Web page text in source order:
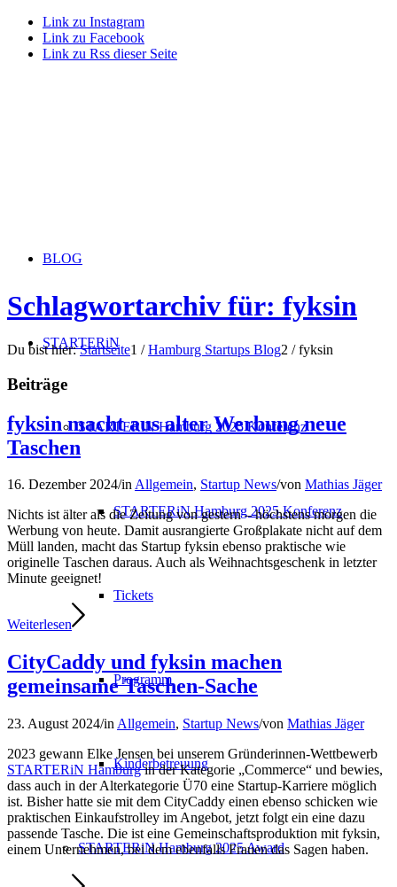
Link zu Instagram
Link zu Facebook
Link zu Rss dieser Seite
BLOG
STARTERiN
STARTERiN Hamburg 2025 Konferenz
STARTERiN Hamburg 2025 Konferenz
Tickets
Programm
Kinderbetreuung
STARTERiN Hamburg 2025 Award
Schlagwortarchiv für: fyksin
Du bist hier: Startseite1 / Hamburg Startups Blog2 / fyksin
Beiträge
fyksin macht aus alter Werbung neue
Taschen
16. Dezember 2024/inAllgemein, Startup News/von Mathias Jäger
Nichts ist älter als die Zeitung von gestern – höchstens morgen die
Werbung von heute. Damit ausrangierte Großplakate nicht auf dem
Müll landen, macht das Startup fyksin ebenso praktische wie
originelle Taschen daraus. Auch als Weihnachtsgeschenk in letzter
Minute geeignet!
Weiterlesen
CityCaddy und fyksin machen
gemeinsame Taschen-Sache
23. August 2024/in Allgemein, Startup News/von Mathias Jäger
2023 gewann Elke Jensen bei unserem Gründerinnen-Wettbewerb
STARTERiN Hamburgin der Kategorie „Commerce“ und bewies,
dass auch in der Alterkategorie Ü70 eine Startup-Karriere möglich
ist. Bisher hatte sie mit dem CityCaddy einen ebenso schicken wie
praktischen Einkaufstrolley im Angebot, jetzt folgt ein eine dazu
passende Tasche. Die ist eine Gemeinschaftsproduktion mit fyksin,
einem Unternehmen, bei dem ebenfalls Frauen das Sagen haben.